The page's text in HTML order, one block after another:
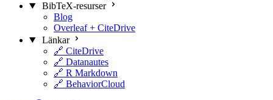
BibTeX-resurser
Blog
Overleaf + CiteDrive
Länkar
🔗 CiteDrive
🔗 Datanautes
🔗 R Markdown
🔗 BehaviorCloud